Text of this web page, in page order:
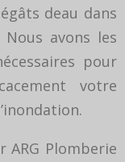
deau dans
avons les
pour
votre
ARG Plomberie